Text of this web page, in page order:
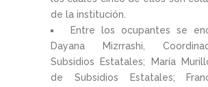
de la institución.
Entre los ocupantes se
Dayana Mizrrashi,
Subsidios Estatales; María
de Subsidios Estatales;